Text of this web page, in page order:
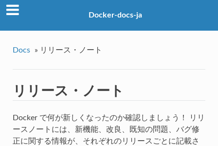
Docker-docs-ja
Docs » リリース・ノート
リリース・ノート
Docker で何が新しくなったのか確認しましょう！ リリ
ースノートには、新機能、改良、既知の問題、バグ修
正に関する情報が、それぞれのリリースごとに記載さ